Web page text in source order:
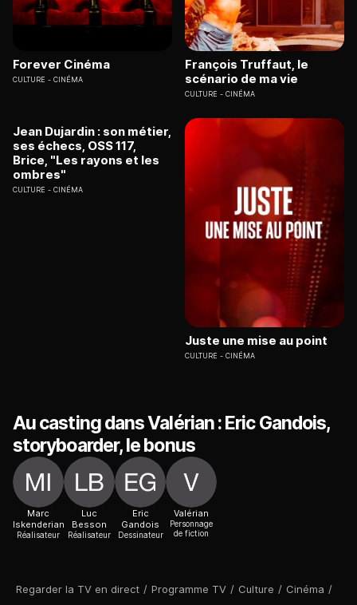
Regarder la TV en direct / Programme TV / Culture / Cinéma /
Forever Cinéma
CULTURE CINÉMA
François Truffaut, le
scénario de ma vie
CULTURE CINÉMA
Jean Dujardin : son métier,
ses échecs, OSS 117,
Brice, "Les rayons et les
ombres"
CULTURE CINÉMA
Juste une mise au point
CULTURE CINÉMA
Au casting dans Valérian : Eric Gandois,
storyboarder, le bonus
Marc
Iskenderian
Réalisateur
Luc
Besson
Réalisateur
Eric
Gandois
Dessinateur
Valérian
Personnage
de fiction